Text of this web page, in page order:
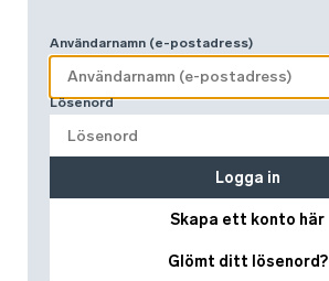
Användarnamn (e-postadress)
Lösenord
Skapa ett konto här
Glömt ditt lösenord?
Logga in